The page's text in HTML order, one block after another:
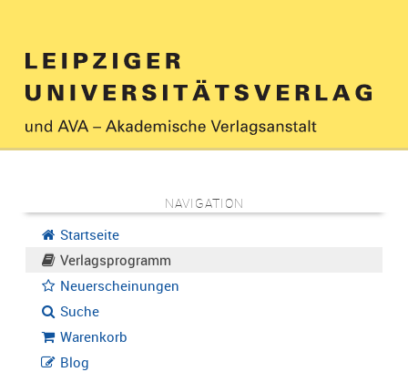
NAVIGATION
Startseite
Verlagsprogramm
Neuerscheinungen
Suche
Warenkorb
Blog